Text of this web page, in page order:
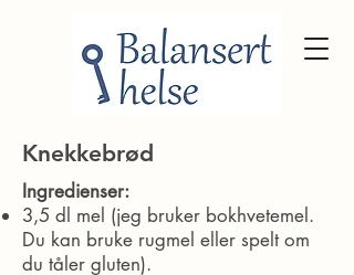
Knekkebrød
Ingredienser:
3,5 dl mel (jeg bruker bokhvetemel.
Du kan bruke rugmel eller spelt om
du tåler gluten).